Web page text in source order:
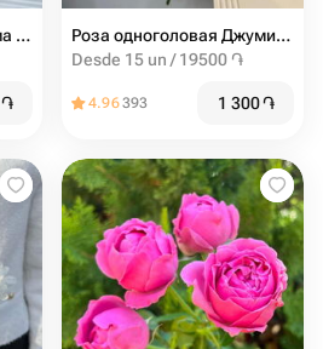
Ромашковая хризантема ( белая )
֏
Роза одноголовая Джумилия
Desde 15 un / 19500 ֏
4.96393 1 300֏